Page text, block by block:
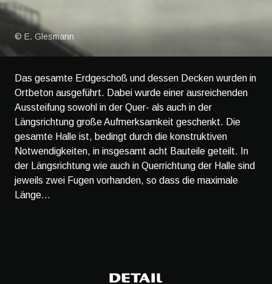
© E. Glesmann
Das gesamte Erdgeschoß und dessen Decken wurden in
Ortbeton ausgeführt. Dabei wurde einer ausreichenden
Aussteifung sowohl in der Quer- als auch in der
Längsrichtung große Aufmerksamkeit geschenkt. Die
gesamte Halle ist, bedingt durch die konstruktiven
Notwendigkeiten, in insgesamt acht Bauteile geteilt. In
der Längsrichtung wie auch in Querrichtung der Halle sind
jeweils zwei Fugen vorhanden, so dass die maximale
Länge...